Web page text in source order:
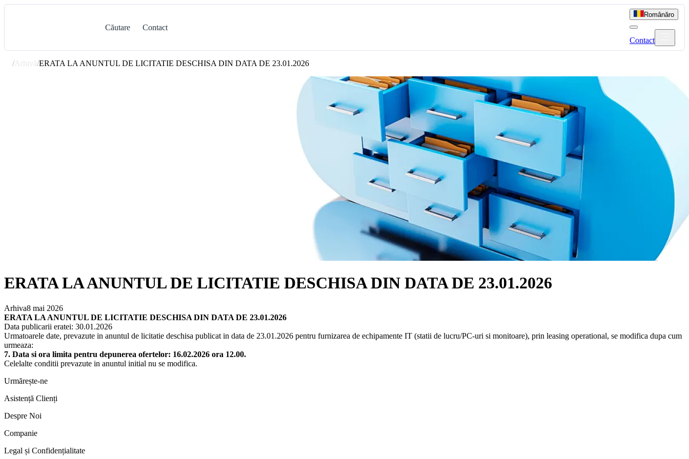
Căutare Contact
Românăro
Contact
/Arhivă/ERATA LA ANUNTUL DE LICITATIE DESCHISA DIN DATA DE 23.01.2026
ERATA LA ANUNTUL DE LICITATIE DESCHISA DIN DATA DE 23.01.2026
Arhiva8 mai 2026
ERATA LA ANUNTUL DE LICITATIE DESCHISA DIN DATA DE 23.01.2026
Data publicarii eratei: 30.01.2026
Urmatoarele date, prevazute in anuntul de licitatie deschisa publicat in data de 23.01.2026 pentru furnizarea de echipamente IT (statii de lucru/PC-uri si monitoare), prin leasing operational, se modifica dupa cum
urmeaza:
7. Data si ora limita pentru depunerea ofertelor: 16.02.2026 ora 12.00.
Celelalte conditii prevazute in anuntul initial nu se modifica.
Urmărește-ne
Asistență Clienți
Despre Noi
Companie
Legal și Confidențialitate